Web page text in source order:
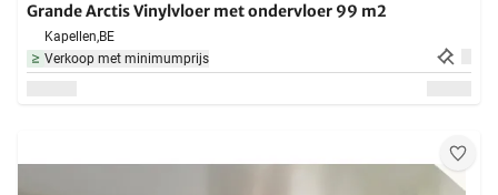
Grande Arctis Vinylvloer met ondervloer 99 m2
Kapellen,BE
Verkoop met minimumprijs